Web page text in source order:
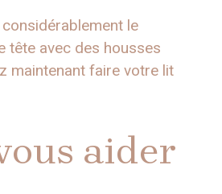
considérablement le
tête avec des housses
maintenant faire votre lit
aider